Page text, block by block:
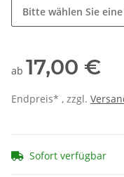
Bitte wählen Sie
ab 17,00 €
Endpreis* , zzgl.
Sofort verfügbar